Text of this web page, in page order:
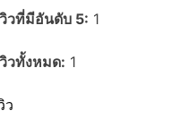
วที่มีอันดับ 5: 1
วทั้งหมด: 1
ว